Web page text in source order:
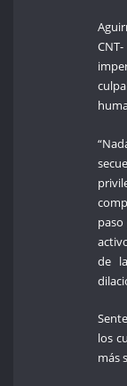
de
los
más